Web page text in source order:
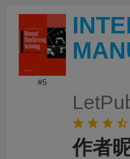
#5
作者